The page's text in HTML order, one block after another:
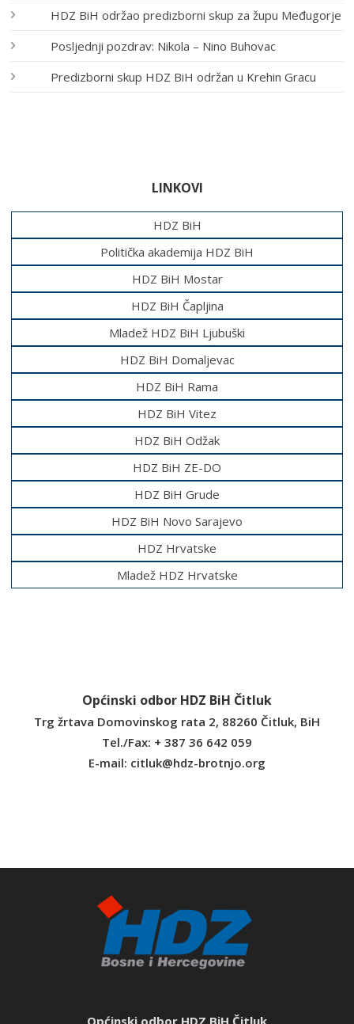
HDZ BiH održao predizborni skup za župu Međugorje
Posljednji pozdrav: Nikola – Nino Buhovac
Predizborni skup HDZ BiH održan u Krehin Gracu
LINKOVI
HDZ BiH
Politička akademija HDZ BiH
HDZ BiH Mostar
HDZ BiH Čapljina
Mladež HDZ BiH Ljubuški
HDZ BiH Domaljevac
HDZ BiH Rama
HDZ BiH Vitez
HDZ BiH Odžak
HDZ BiH ZE-DO
HDZ BiH Grude
HDZ BiH Novo Sarajevo
HDZ Hrvatske
Mladež HDZ Hrvatske
Općinski odbor HDZ BiH Čitluk
Trg žrtava Domovinskog rata 2, 88260 Čitluk, BiH
Tel./Fax: + 387 36 642 059
E-mail: citluk@hdz-brotnjo.org